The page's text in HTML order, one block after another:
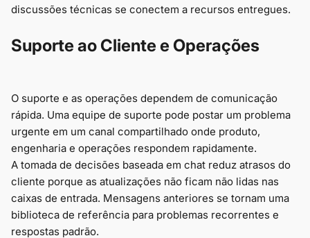
discussões técnicas se conectem a recursos entregues.
Suporte ao Cliente e Operações
O suporte e as operações dependem de comunicação
rápida. Uma equipe de suporte pode postar um problema
urgente em um canal compartilhado onde produto,
engenharia e operações respondem rapidamente.
A tomada de decisões baseada em chat reduz atrasos do
cliente porque as atualizações não ficam não lidas nas
caixas de entrada. Mensagens anteriores se tornam uma
biblioteca de referência para problemas recorrentes e
respostas padrão.